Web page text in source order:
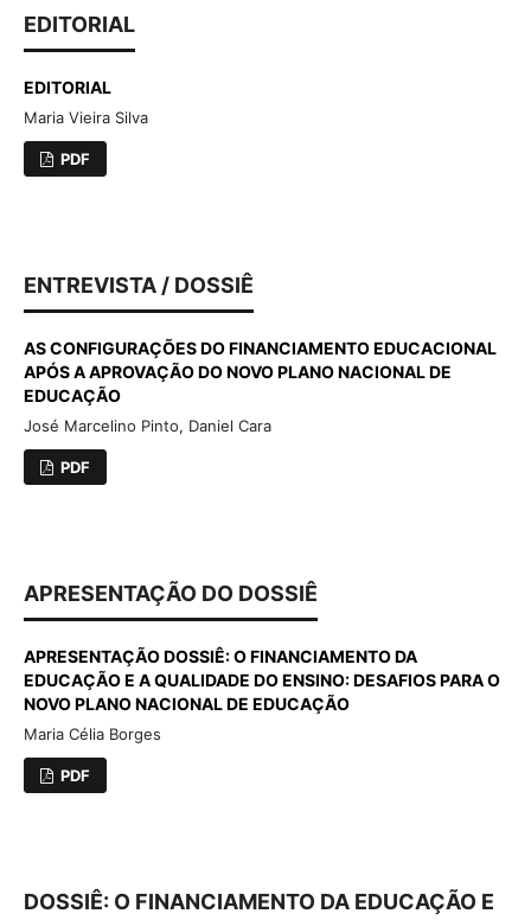
EDITORIAL
EDITORIAL
Maria Vieira Silva
PDF
ENTREVISTA / DOSSIÊ
AS CONFIGURAÇÕES DO FINANCIAMENTO EDUCACIONAL
APÓS A APROVAÇÃO DO NOVO PLANO NACIONAL DE
EDUCAÇÃO
José Marcelino Pinto, Daniel Cara
PDF
APRESENTAÇÃO DO DOSSIÊ
APRESENTAÇÃO DOSSIÊ: O FINANCIAMENTO DA
EDUCAÇÃO E A QUALIDADE DO ENSINO: DESAFIOS PARA O
NOVO PLANO NACIONAL DE EDUCAÇÃO
Maria Célia Borges
PDF
DOSSIÊ: O FINANCIAMENTO DA EDUCAÇÃO E